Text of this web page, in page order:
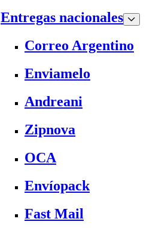
Entregas nacionales
Correo Argentino
Enviamelo
Andreani
Zipnova
OCA
Envíopack
Fast Mail